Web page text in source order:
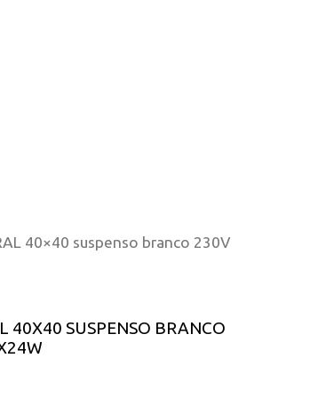
40×40 suspenso branco 230V
40X40 SUSPENSO BRANCO